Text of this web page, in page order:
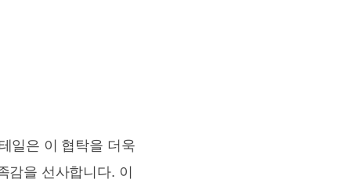
일은 이 협탁을 더욱
을 선사합니다. 이